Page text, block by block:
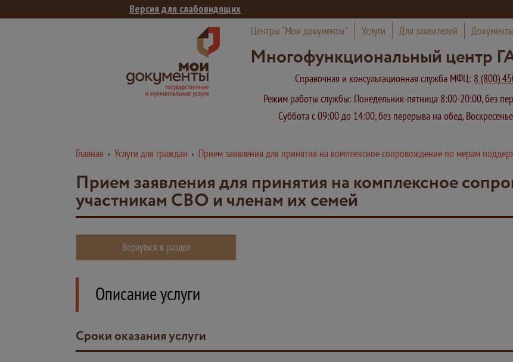
Версия для слабовидящих
Центры "Мои документы" Услуги Для заявителей Документы
Многофункциональный центр
Справочная и консультационная служба МФЦ: 8 (800)
Режим работы службы: Понедельник-пятница 8:00-20:00, без
Суббота с 09:00 до 14:00, без перерыва на обед,
Главная Услуги для граждан Прием заявления для принятия на комплексное сопровождение по мерам
Прием заявления для принятия на комплексное
участникам СВО и членам их семей
Вернуться в раздел
Описание услуги
Сроки оказания услуги